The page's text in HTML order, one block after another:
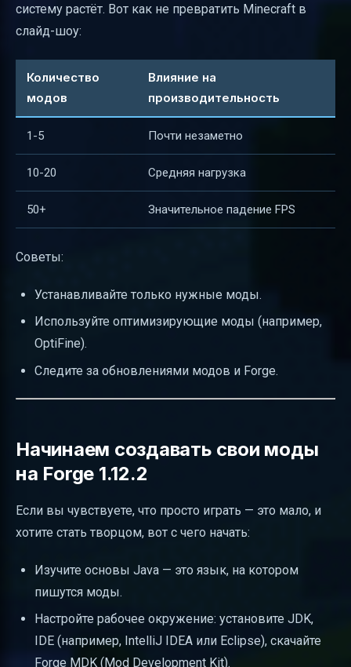
систему растёт. Вот как не превратить Minecraft в
слайд-шоу:
Количество
модов
Влияние на
производительность
1-5 Почти незаметно
10-20 Средняя нагрузка
50+ Значительное падение FPS
Советы:
Устанавливайте только нужные моды.
Используйте оптимизирующие моды (например,
OptiFine).
Следите за обновлениями модов и Forge.
Начинаем создавать свои моды
на Forge 1.12.2
Если вы чувствуете, что просто играть — это мало, и
хотите стать творцом, вот с чего начать:
Изучите основы Java — это язык, на котором
пишутся моды.
Настройте рабочее окружение: установите JDK,
IDE (например, IntelliJ IDEA или Eclipse), скачайте
Forge MDK (Mod Development Kit).